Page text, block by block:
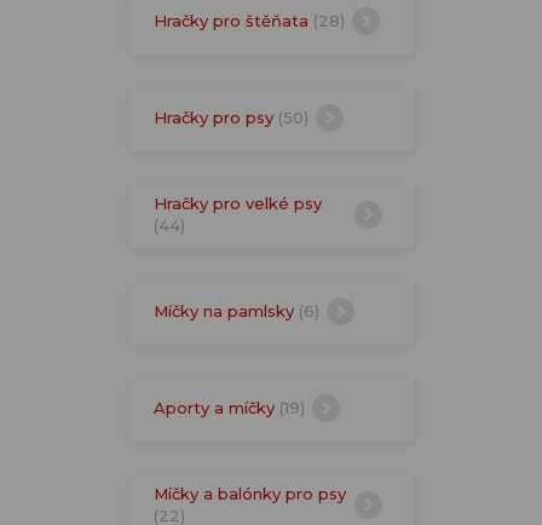
Hračky pro štěňata (28)
Hračky pro psy (50)
Hračky pro velké psy
(44)
Míčky na pamlsky (6)
Aporty a míčky (19)
Míčky a balónky pro psy
(22)